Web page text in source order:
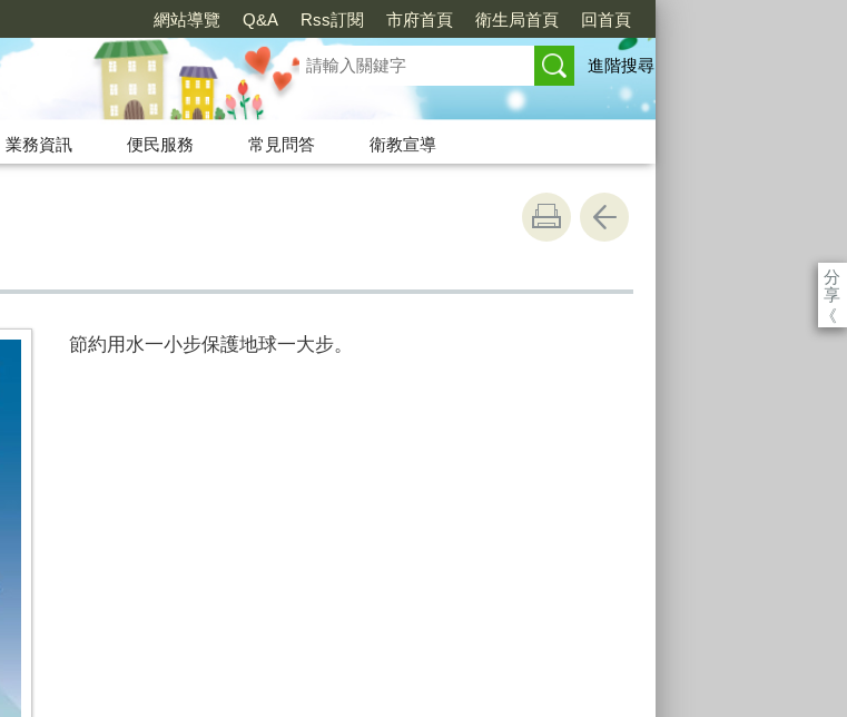
網站導覽 Q&A Rss訂閱 市府首頁 衛生局首頁 回首頁
進階搜尋
業務資訊 便民服務 常見問答
衛教宣導
分
享
《
節約用水一小步保護地球一大步。